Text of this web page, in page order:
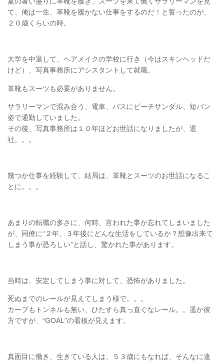
て、俺は一生、革靴を履かない仕事をするのだ！と誓ったのが、
２０歳くらいの時。
大学を中退して、ヘアメイクの学校に行き（今はスキンヘッドだ
けど）、写真事務所にアシスタントして就職。
革靴もスーツも必要がありません。
サラリーマンで混み合う、電車、バスにビーチサンダル、短パン
姿で通勤していました。
その後、写真事務所は１０年ほどお世話になりましたが、退
社。。。
幾つか仕事を経験して、結局は、革靴とスーツのお世話になるこ
とに。。。
あまりの転職の多さに、何時、言われた事か忘れてしまいました
が、同僚に“２年、３年後にどんな生活をしているか？想像出来て
しまう事が恐ろしい”と話し、驚かれた事があります。
当時は、安定してしまう事に対して、恐怖がありました。
死ぬまでのレールが見えてしまう様で。。。
カーブもトンネルも無い、ひたすら真っ直ぐなレール。。遥か彼
方ですが、“GOAL”の看板が見えます。
真面目に働き、生きている人は、５３歳にもなれば、そんなに遠